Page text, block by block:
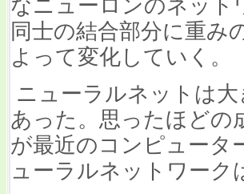
なニューロンのネット
同士の結合部分に重み
よって変化していく。
ニューラルネットは
あった。思ったほどの
が最近のコンピュータ
ューラルネットワーク